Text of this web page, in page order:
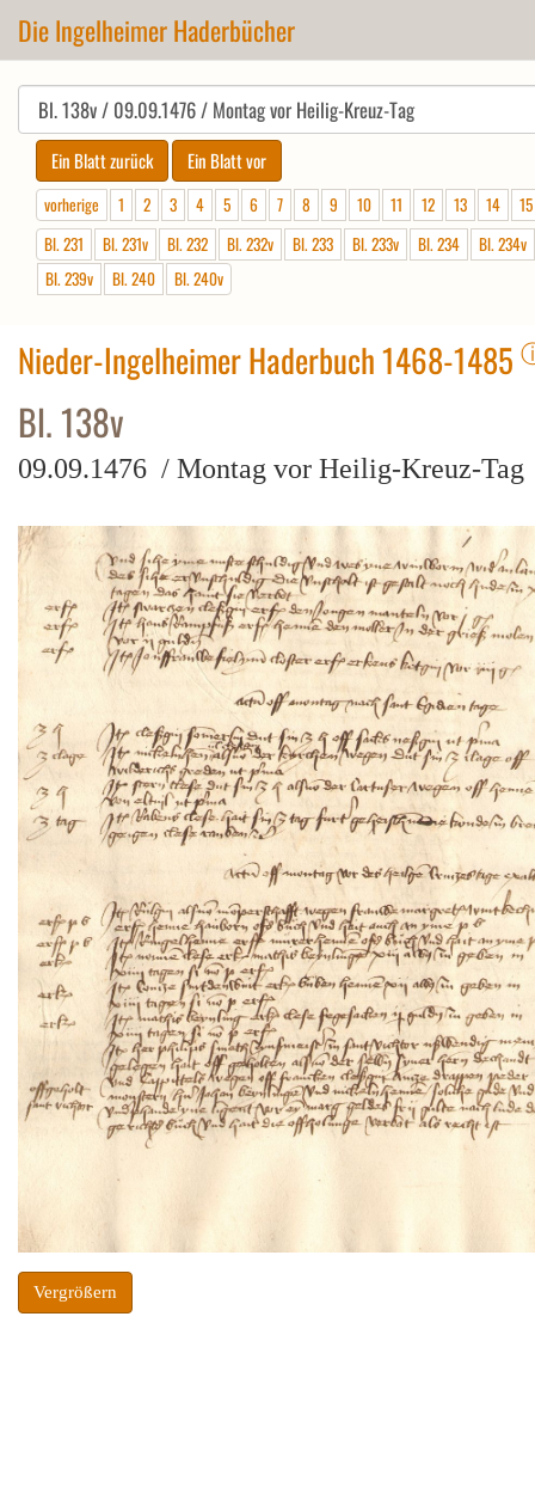
Die Ingelheimer Haderbücher
vorherige 1 2 3 4 5 6 7 8 9 10 11 12 13 14
15
Bl. 231
Bl. 231v Bl. 232 Bl. 232v Bl. 233 Bl. 233v Bl. 234
Bl. 234v
Bl. 239v
Bl. 240 Bl. 240v
Nieder-Ingelheimer Haderbuch 1468-1485
Bl. 138v
09.09.1476 / Montag vor Heilig-Kreuz-Tag
Vergrößern